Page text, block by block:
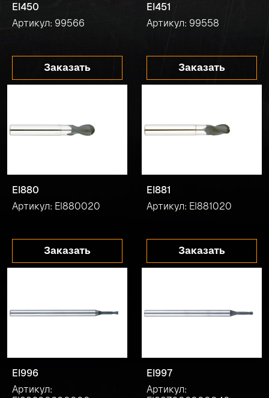
EI450
Артикул: 99566
Заказать
EI451
Артикул: 99558
Заказать
EI880
Артикул: EI880020
Заказать
EI881
Артикул: EI881020
Заказать
EI996
Артикул:
EI997
Артикул: